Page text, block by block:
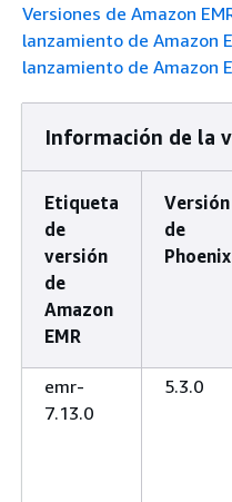
Versiones de Amazon
lanzamiento de Amazon
lanzamiento de Amazon
Información de la
Etiqueta
de
versión
de
Amazon
EMR
Versión
de
Phoenix
emr-
7.13.0
5.3.0